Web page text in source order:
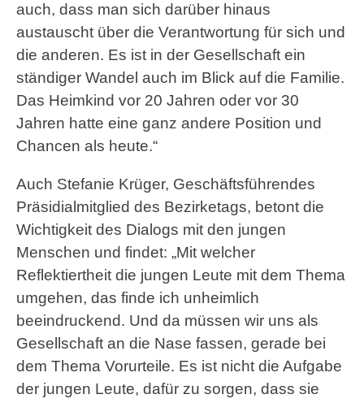
auch, dass man sich darüber hinaus
austauscht über die Verantwortung für sich und
die anderen. Es ist in der Gesellschaft ein
ständiger Wandel auch im Blick auf die Familie.
Das Heimkind vor 20 Jahren oder vor 30
Jahren hatte eine ganz andere Position und
Chancen als heute.“
Auch Stefanie Krüger, Geschäftsführendes
Präsidialmitglied des Bezirketags, betont die
Wichtigkeit des Dialogs mit den jungen
Menschen und findet: „Mit welcher
Reflektiertheit die jungen Leute mit dem Thema
umgehen, das finde ich unheimlich
beeindruckend. Und da müssen wir uns als
Gesellschaft an die Nase fassen, gerade bei
dem Thema Vorurteile. Es ist nicht die Aufgabe
der jungen Leute, dafür zu sorgen, dass sie